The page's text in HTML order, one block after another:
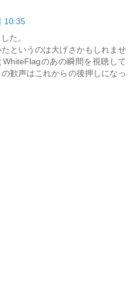
10:35
た。
というのは大げさかもしれませ
のあの瞬間を視聴して
歓声はこれからの後押しになっ